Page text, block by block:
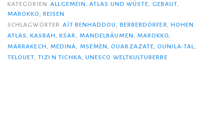
und
die
Wüste“
KATEGORIEN ALLGEMEIN,ATLAS UND WÜSTE, GEBAUT,
MAROKKO, REISEN
SCHLAGWÖRTER AÏT BENHADDOU, BERBERDÖRFER, HOHEN
ATLAS, KASBAH,KSAR, MANDELBÄUMEN, MAROKKO,
MARRAKECH, MEDINA, MSEMEN,OUARZAZATE,OUNILA-TAL,
TELOUET, TIZI N TICHKA, UNESCO WELTKULTURERBE